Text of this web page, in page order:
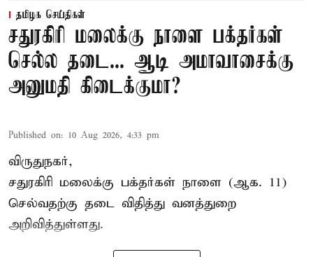
தமிழக செய்திகள்
சதுரகிரி மலைக்கு நாளை பக்தர்கள்
செல்ல தடை... ஆடி அமாவாசைக்கு
அனுமதி கிடைக்குமா?
Published on: 10 Aug 2026, 4:33 pm
விருதுநகர்,
சதுரகிரி மலைக்கு பக்தர்கள் நாளை (ஆக. 11)
செல்வதற்கு தடை விதித்து வனத்துறை
அறிவித்துள்ளது.